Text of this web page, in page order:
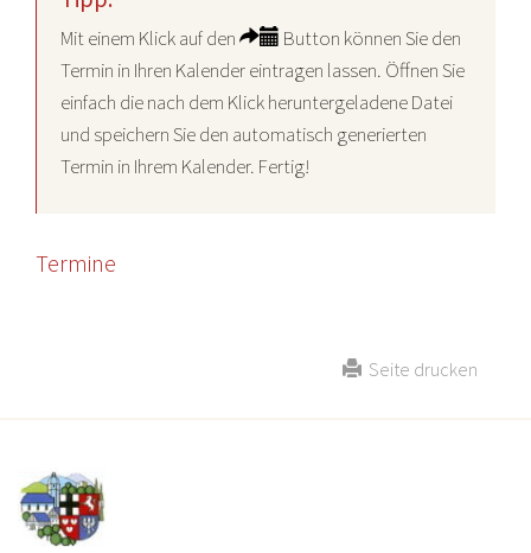
Mit einem Klick auf den
Button können Sie den
Termin in Ihren Kalender eintragen lassen. Öffnen Sie
einfach die nach dem Klick heruntergeladene Datei
und speichern Sie den automatisch generierten
Termin in Ihrem Kalender. Fertig!
Termine
Seite drucken